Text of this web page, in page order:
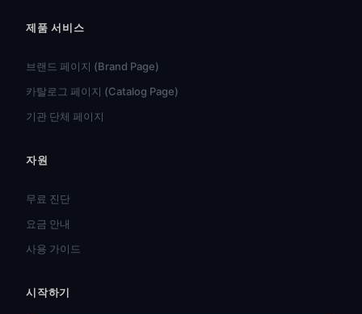
제품 서비스
브랜드 페이지 (Brand Page)
카탈로그 페이지 (Catalog Page)
기관 단체 페이지
자원
무료 진단
요금 안내
사용 가이드
시작하기